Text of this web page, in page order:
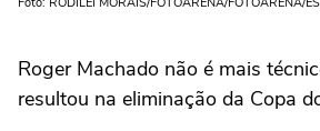
Roger Machado não é mais
resultou na eliminação da Copa